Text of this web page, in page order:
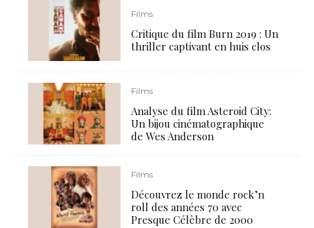
Films
Critique du film Burn 2019 : Un
thriller captivant en huis clos
Films
Analyse du film Asteroid City:
Un bijou cinématographique
de Wes Anderson
Films
Découvrez le monde rock’n
roll des années 70 avec
Presque Célèbre de 2000